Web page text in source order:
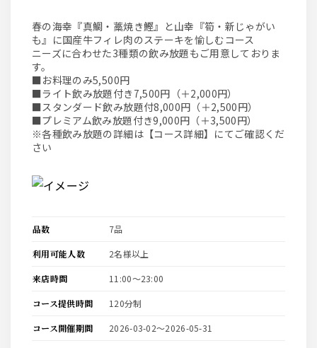
春の海幸『真鯛・藁焼き鰹』と山幸『筍・新じゃがい
も』に国産牛フィレ肉のステーキを愉しむコース
ニーズに合わせた3種類の飲み放題もご用意しておりま
す。
■お料理のみ5,500円
■ライト飲み放題付き7,500円（＋2,000円）
■スタンダード飲み放題付8,000円（＋2,500円）
■プレミアム飲み放題付き9,000円（＋3,500円）
※各種飲み放題の詳細は【コース詳細】にてご確認くだ
さい
品数 7品
利用可能人数 2名様以上
来店時間 11:00〜23:00
コース提供時間 120分制
コース開催期間 2026-03-02〜2026-05-31